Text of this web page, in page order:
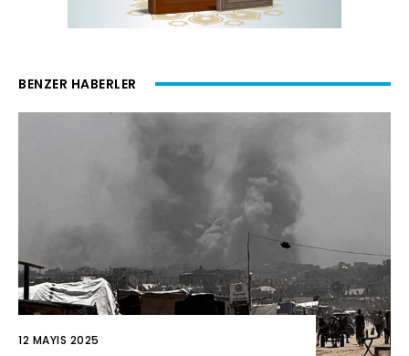
BENZER HABERLER
12 MAYIS 2025